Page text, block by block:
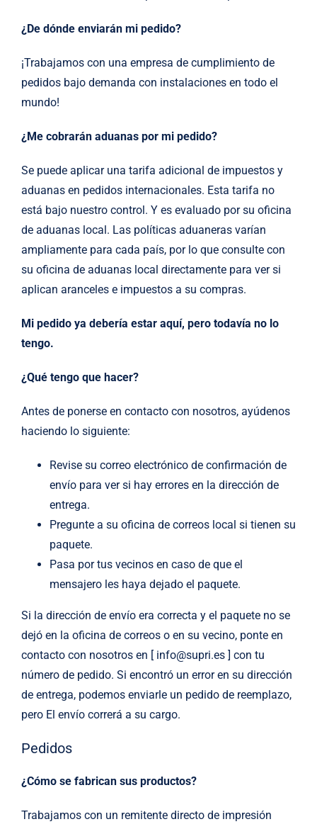
¿De dónde enviarán mi pedido?
¡Trabajamos con una empresa de cumplimiento de
pedidos bajo demanda con instalaciones en todo el
mundo!
¿Me cobrarán aduanas por mi pedido?
Se puede aplicar una tarifa adicional de impuestos y
aduanas en pedidos internacionales. Esta tarifa no
está bajo nuestro control. Y es evaluado por su oficina
de aduanas local. Las políticas aduaneras varían
ampliamente para cada país, por lo que consulte con
su oficina de aduanas local directamente para ver si
aplican aranceles e impuestos a su compras.
Mi pedido ya debería estar aquí, pero todavía no lo
tengo.
¿Qué tengo que hacer?
Antes de ponerse en contacto con nosotros, ayúdenos
haciendo lo siguiente:
Revise su correo electrónico de confirmación de
envío para ver si hay errores en la dirección de
entrega.
Pregunte a su oficina de correos local si tienen su
paquete.
Pasa por tus vecinos en caso de que el
mensajero les haya dejado el paquete.
Si la dirección de envío era correcta y el paquete no se
dejó en la oficina de correos o en su vecino, ponte en
contacto con nosotros en [ info@supri.es ] con tu
número de pedido. Si encontró un error en su dirección
de entrega, podemos enviarle un pedido de reemplazo,
pero El envío correrá a su cargo.
Pedidos
¿Cómo se fabrican sus productos?
Trabajamos con un remitente directo de impresión